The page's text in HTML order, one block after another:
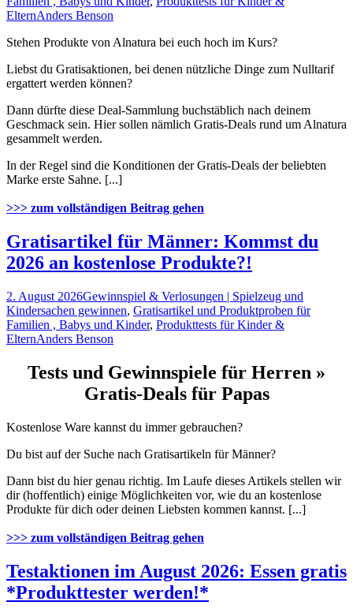
ElternAnders Benson
Stehen Produkte von Alnatura bei euch hoch im Kurs?
Liebst du Gratisaktionen, bei denen nützliche Dinge zum Nulltarif
ergattert werden können?
Dann dürfte diese Deal-Sammlung buchstäblich nach deinem
Geschmack sein. Hier sollen nämlich Gratis-Deals rund um Alnatura
gesammelt werden.
In der Regel sind die Konditionen der Gratis-Deals der beliebten
Marke erste Sahne. [...]
>>> zum vollständigen Beitrag gehen
Gratisartikel für Männer: Kommst du
2026 an kostenlose Produkte?!
2. August 2026Gewinnspiel & Verlosungen | Spielzeug und
Kindersachen gewinnen, Gratisartikel und Produktproben für
Familien , Babys und Kinder, Produkttests für Kinder &
ElternAnders Benson
Tests und Gewinnspiele für Herren »
Gratis-Deals für Papas
Kostenlose Ware kannst du immer gebrauchen?
Du bist auf der Suche nach Gratisartikeln für Männer?
Dann bist du hier genau richtig. Im Laufe dieses Artikels stellen wir
dir (hoffentlich) einige Möglichkeiten vor, wie du an kostenlose
Produkte für dich oder deinen Liebsten kommen kannst. [...]
>>> zum vollständigen Beitrag gehen
Testaktionen im August 2026: Essen gratis
*Produkttester werden!*